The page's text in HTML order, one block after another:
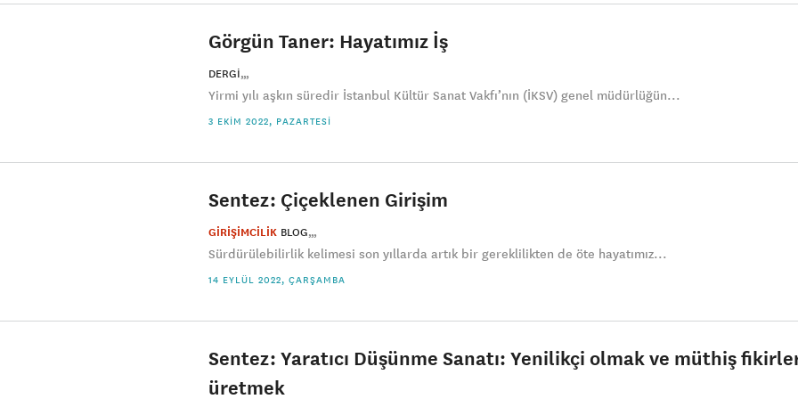
Görgün Taner: Hayatımız İş
DERGI
Yirmi yılı aşkın süredir İstanbul Kültür Sanat Vakfı’nın (İKSV) genel müdürlüğün...
3 EKIM 2022, PAZARTESI
Sentez: Çiçeklenen Girişim
GİRİŞİMCİLİK BLOG
Sürdürülebilirlik kelimesi son yıllarda artık bir gereklilikten de öte hayatımız...
14 EYLÜL 2022, ÇARŞAMBA
Sentez: Yaratıcı Düşünme Sanatı: Yenilikçi olmak ve müthiş
üretmek